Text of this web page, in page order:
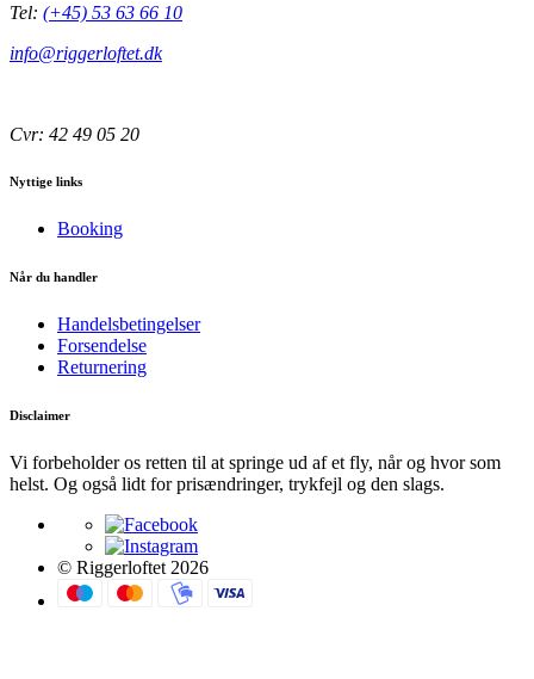
Tel: (+45) 53 63 66 10
info@riggerloftet.dk
Cvr: 42 49 05 20
Nyttige links
Booking
Når du handler
Handelsbetingelser
Forsendelse
Returnering
Disclaimer
Vi forbeholder os retten til at springe ud af et fly, når og hvor som
helst. Og også lidt for prisændringer, trykfejl og den slags.
© Riggerloftet 2026